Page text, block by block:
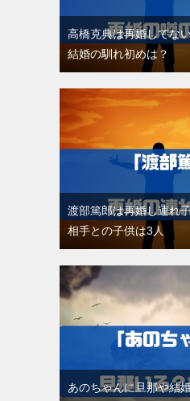
高橋克典は再婚してな
結婚の馴れ初めは？
渡部篤郎は再婚し連れ
相手との子供は3人
あのちゃんに旦那や結